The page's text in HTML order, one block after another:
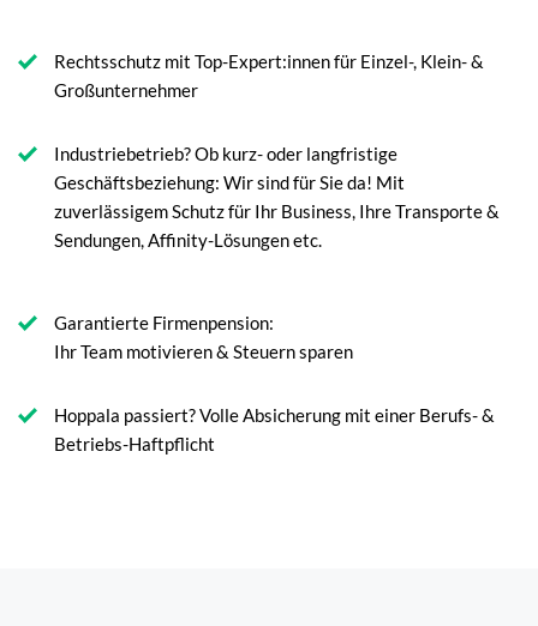
Rechtsschutz mit Top-Expert:innen für Einzel-, Klein- &
Großunternehmer
Industriebetrieb? Ob kurz- oder langfristige
Geschäftsbeziehung: Wir sind für Sie da! Mit
zuverlässigem Schutz für Ihr Business, Ihre Transporte &
Sendungen, Affinity-Lösungen etc.
Garantierte Firmenpension:
Ihr Team motivieren & Steuern sparen
Hoppala passiert? Volle Absicherung mit einer Berufs- &
Betriebs-Haftpflicht